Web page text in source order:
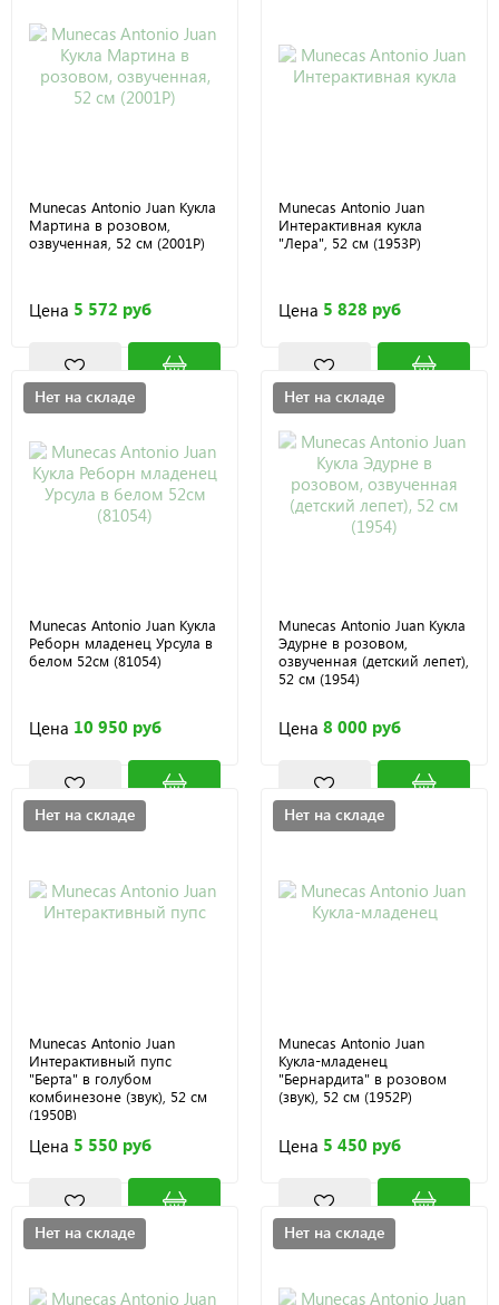
Munecas Antonio Juan Кукла
Мартина в розовом,
озвученная, 52 см (2001P)
Цена 5 572 руб
Munecas Antonio Juan
Интерактивная кукла
"Лера", 52 см (1953P)
Цена 5 828 руб
Нет на складе
Munecas Antonio Juan Кукла
Реборн младенец Урсула в
белом 52см (81054)
Цена 10 950 руб
Нет на складе
Munecas Antonio Juan Кукла
Эдурне в розовом,
озвученная (детский лепет),
52 см (1954)
Цена 8 000 руб
Нет на складе
Munecas Antonio Juan
Интерактивный пупс
"Берта" в голубом
комбинезоне (звук), 52 см
(1950B)
Цена 5 550 руб
Нет на складе
Munecas Antonio Juan
Кукла-младенец
"Бернардита" в розовом
(звук), 52 см (1952P)
Цена 5 450 руб
Нет на складе Нет на складе